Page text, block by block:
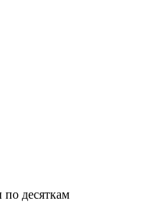
десяткам